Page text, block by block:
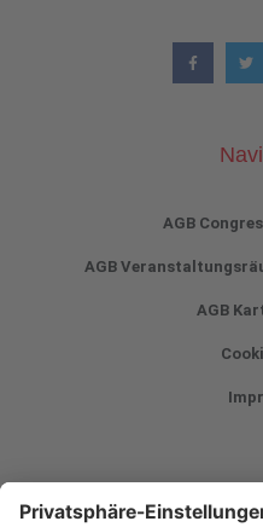
AGB
AGB
AGB
Newsletter